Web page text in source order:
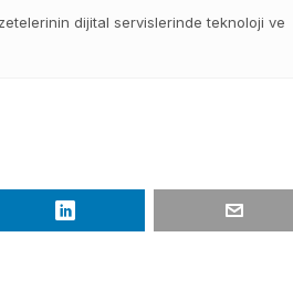
dijital servislerinde teknoloji ve